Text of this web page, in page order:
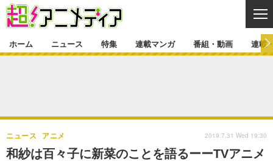
ゲーム・アプリ マンガ
特集一覧 カバー
連載マンガ
連載マンガ一覧
番組・動画
ホーム ニュース 特集 連載マンガ 番組・動画 連載
和紗は百々子に新菜のことを語るーーTVアニメ
ニュース アニメ 2019.7.31 Wed 19:30